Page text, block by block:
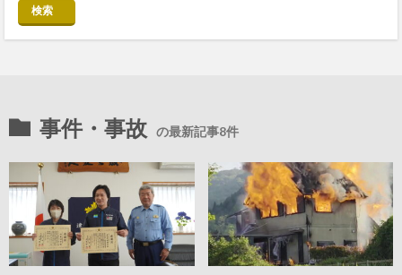
検索
事件・事故 の最新記事8件